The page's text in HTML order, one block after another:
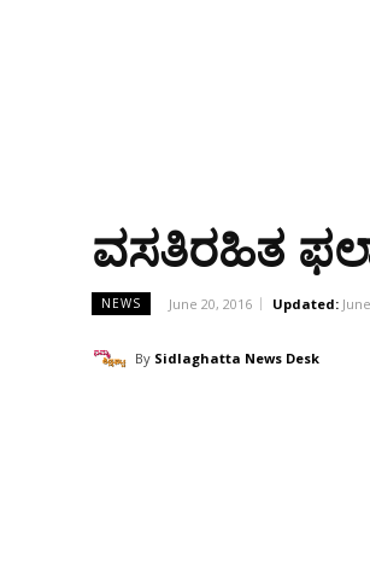
ವಸತಿರಹಿತ
NEWS June 20, 2016 Updated:
By Sidlaghatta News Desk